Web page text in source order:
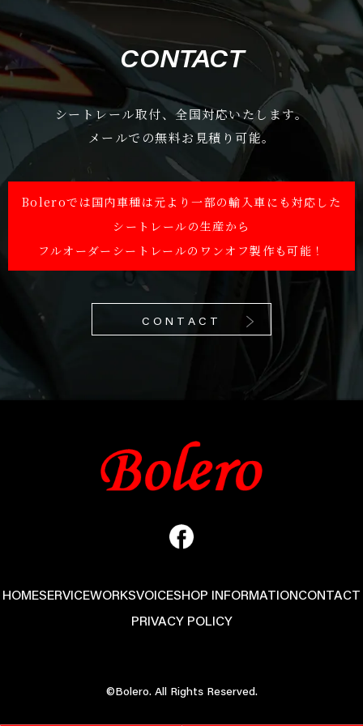
CONTACT
シートレール取付、全国対応いたします。
メールでの無料お見積り可能。
Boleroでは国内車種は元より一部の輸入車にも対応した
シートレールの生産から
フルオーダーシートレールのワンオフ製作も可能！
CONTACT
HOMESERVICEWORKSVOICESHOP INFORMATIONCONTACT
PRIVACY POLICY
©Bolero. All Rights Reserved.